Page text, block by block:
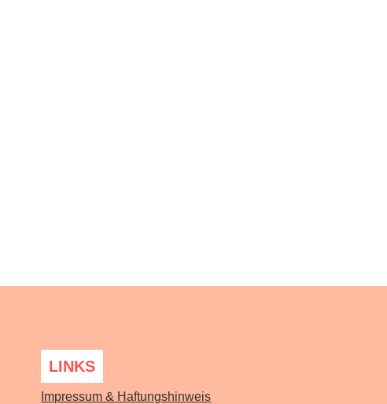
LINKS
Impressum & Haftungshinweis